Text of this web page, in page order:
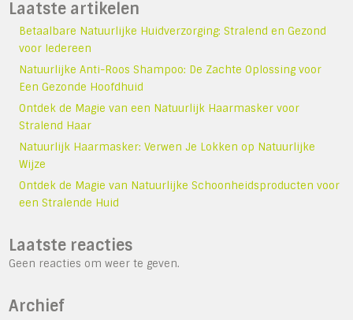
Laatste artikelen
Betaalbare Natuurlijke Huidverzorging: Stralend en Gezond
voor Iedereen
Natuurlijke Anti-Roos Shampoo: De Zachte Oplossing voor
Een Gezonde Hoofdhuid
Ontdek de Magie van een Natuurlijk Haarmasker voor
Stralend Haar
Natuurlijk Haarmasker: Verwen Je Lokken op Natuurlijke
Wijze
Ontdek de Magie van Natuurlijke Schoonheidsproducten voor
een Stralende Huid
Laatste reacties
Geen reacties om weer te geven.
Archief